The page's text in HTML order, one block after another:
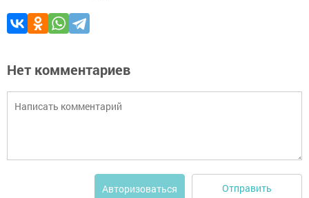
Нет комментариев
Авторизоваться Отправить